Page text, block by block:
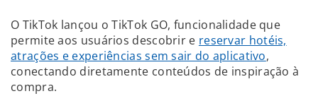
O TikTok lançou o TikTok GO, funcionalidade que
permite aos usuários descobrir e reservar hotéis,
atrações e experiências sem sair do aplicativo,
conectando diretamente conteúdos de inspiração à
compra.